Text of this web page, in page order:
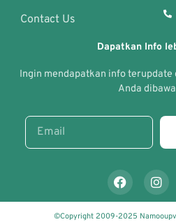
Contact Us
Dapatkan Info
Ingin mendapatkan info
Anda
©Copyright 2009-2025